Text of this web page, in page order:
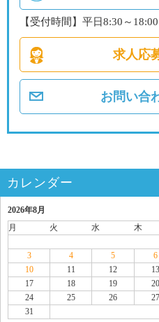
【受付時間】平日8:30～18:00
求人応
お問い合
カレンダー
2026年8月
月
火 水 木
3
4 5 6
10
11 12 13
17
18 19 20
24
25 26 27
31